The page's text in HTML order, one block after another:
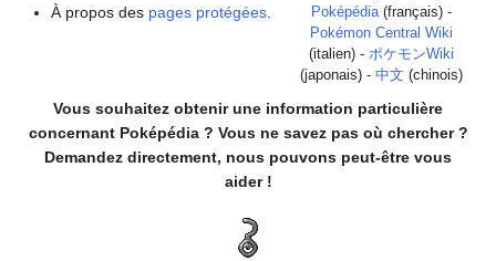
À propos des pages protégées
Poképédia(français) -
Pokémon Central Wiki
(italien) - ポケモンWiki
(japonais) - 中文 (chinois)
Vous souhaitez obtenir une information particulière
concernant Poképédia ? Vous ne savez pas où chercher ?
Demandez directement, nous pouvons peut-être vous
aider !